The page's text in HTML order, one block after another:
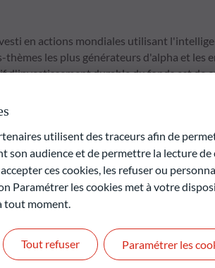
en actions mondiales utilisant
les plus générateurs d'alpha et les
d'investissement durable du fonds est de
découlant de la transition vers une
artificielle, une analyse ESG et
Le fonds est géré activement par
9 (1) du règlement (UE) 2019/2088 du
des services financiers (le
en capital.
des performances futures et ne sont pas
utilisent des traceurs afin de
son audience et de permettre la lecture
ces cookies, les refuser ou
Paramétrer les cookies met à votre
tout moment.
Tout refuser Paramétrer les